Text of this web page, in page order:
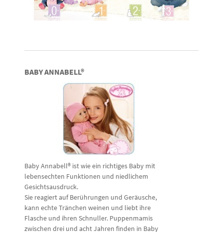
BABY ANNABELL®
Baby Annabell® ist wie ein richtiges Baby mit
lebensechten Funktionen und niedlichem
Gesichtsausdruck.
Sie reagiert auf Berührungen und Geräusche,
kann echte Tränchen weinen und liebt ihre
Flasche und ihren Schnuller. Puppenmamis
zwischen drei und acht Jahren finden in Baby